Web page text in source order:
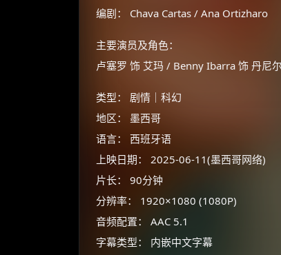
编剧： Chava Cartas / Ana Ortizharo
主要演员及角色：
卢塞罗 饰 艾玛 / Benny Ibarra 饰 丹尼
类型： 剧情｜科幻
地区： 墨西哥
语言： 西班牙语
上映日期： 2025-06-11(墨西哥网络)
片长： 90分钟
分辨率： 1920×1080 (1080P)
音频配置： AAC 5.1
字幕类型： 内嵌中文字幕